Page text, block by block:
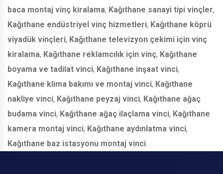
baca montaj vinç kiralama, Kağıthane sanayi tipi vinçler,
Kağıthane endüstriyel vinç hizmetleri, Kağıthane köprü
viyadük vinçleri, Kağıthane televizyon çekimi için vinç
kiralama, Kağıthane reklamcılık için vinç, Kağıthane
boyama ve tadilat vinci, Kağıthane inşaat vinci,
Kağıthane klima bakımı ve montaj vinci, Kağıthane
nakliye vinci, Kağıthane peyzaj vinci, Kağıthane ağaç
budama vinci, Kağıthane ağaç ilaçlama vinci, Kağıthane
kamera montaj vinci, Kağıthane aydınlatma vinci,
Kağıthane baz istasyonu montaj vinci